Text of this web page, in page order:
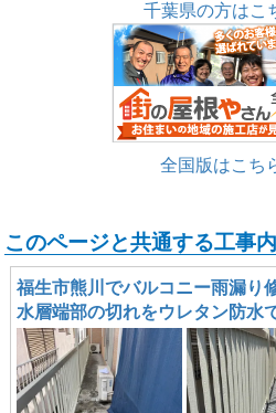
千葉県の方はこ
全国版はこち
このページと共通する工事
福生市熊川でバルコニー雨漏り
水層端部の切れをウレタン防水